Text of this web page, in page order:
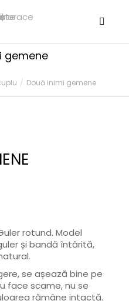
Două inimi gemene
gemene
rotund. Model
și bandă întărită,
se așează bine pe
face scame, nu se
rămâne intactă.